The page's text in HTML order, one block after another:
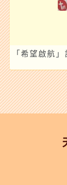
「希望啟航